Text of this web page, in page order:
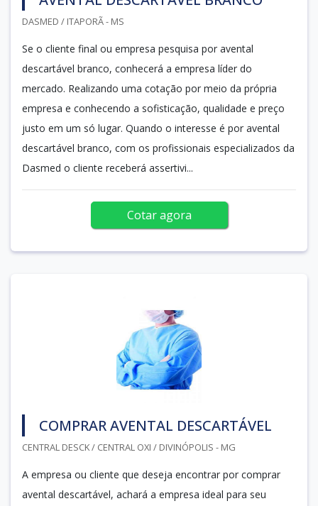
DASMED / ITAPORÃ - MS
Se o cliente final ou empresa pesquisa por avental
descartável branco, conhecerá a empresa líder do
mercado. Realizando uma cotação por meio da própria
empresa e conhecendo a sofisticação, qualidade e preço
justo em um só lugar. Quando o interesse é por avental
descartável branco, com os profissionais especializados da
Dasmed o cliente receberá assertivi...
Cotar agora
COMPRAR AVENTAL DESCARTÁVEL
CENTRAL DESCK / CENTRAL OXI / DIVINÓPOLIS - MG
A empresa ou cliente que deseja encontrar por comprar
avental descartável, achará a empresa ideal para seu